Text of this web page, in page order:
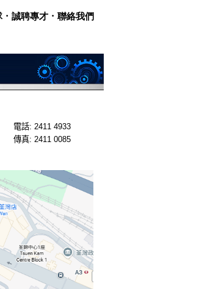
． 誠聘專才． 聯絡我們
電話: 2411 4933
傳真: 2411 0085